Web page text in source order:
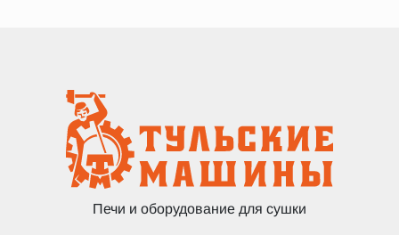
Печи и оборудование для сушки